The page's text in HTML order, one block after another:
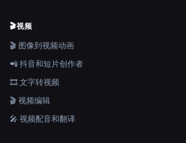
🎬视频
🎬 图像到视频动画
📲 抖音和短片创作者
🎞️ 文字转视频
🎬 视频编辑
🎤 视频配音和翻译